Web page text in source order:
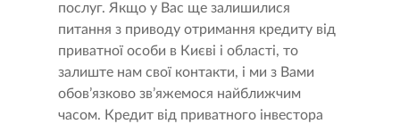
послуг. Якщо у Вас ще залишилися
питання з приводу отримання кредиту від
приватної особи в Києві і області, то
залиште нам свої контакти, і ми з Вами
обов’язково зв’яжемося найближчим
часом. Кредит від приватного інвестора